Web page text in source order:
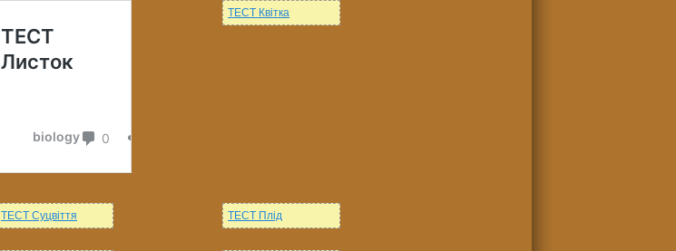
ТЕСТ Квітка
ТЕСТ Суцвіття ТЕСТ Плід